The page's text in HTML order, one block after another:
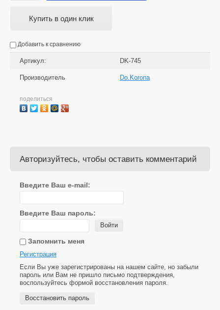
Купить в один клик
Добавить к сравнению
Артикул: DK-745
Производитель Do.Korona
поделиться
Авторизуйтесь, чтобы оставить комментарий
Введите Ваш e-mail:
Введите Ваш пароль:
Войти
Запомнить меня
Регистрация
Если Вы уже зарегистрированы на нашем сайте, но забыли
пароль или Вам не пришло письмо подтверждения,
воспользуйтесь формой восстановления пароля.
Восстановить пароль